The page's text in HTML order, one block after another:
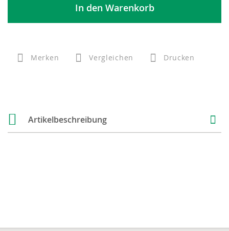
In den Warenkorb
Merken Vergleichen Drucken
Artikelbeschreibung